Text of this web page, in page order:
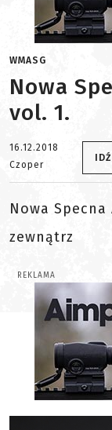
WMASG
Nowa
vol. 1.
16.12.2018
Czoper
Nowa
zewnątrz
REKLAMA